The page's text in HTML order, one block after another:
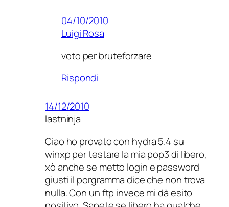
04/10/2010
Luigi Rosa
voto per bruteforzare
Rispondi
14/12/2010
lastninja
Ciao ho provato con hydra 5.4 su
winxp per testare la mia pop3 di libero,
xò anche se metto login e password
giusti il porgramma dice che non trova
nulla. Con un ftp invece mi dà esito